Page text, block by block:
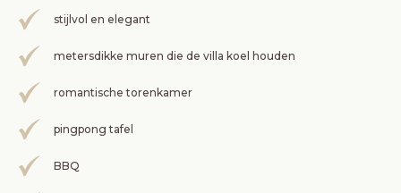
stijlvol en elegant
metersdikke muren die de villa koel houden
romantische torenkamer
pingpong tafel
BBQ